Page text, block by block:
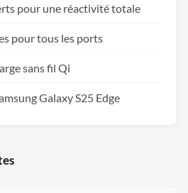
pour une réactivité totale
pour tous les ports
sans fil Qi
Galaxy S25 Edge